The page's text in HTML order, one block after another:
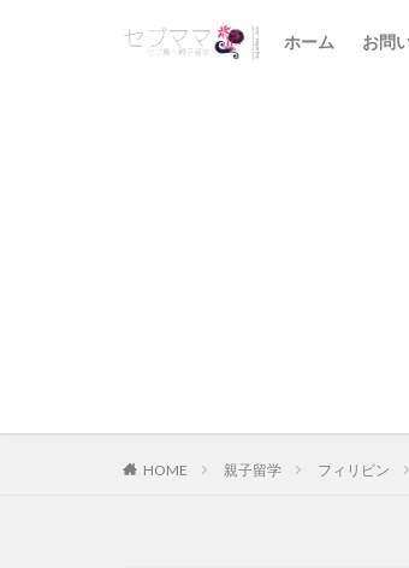
ホーム お問
HOME 親子留学 フィリピン